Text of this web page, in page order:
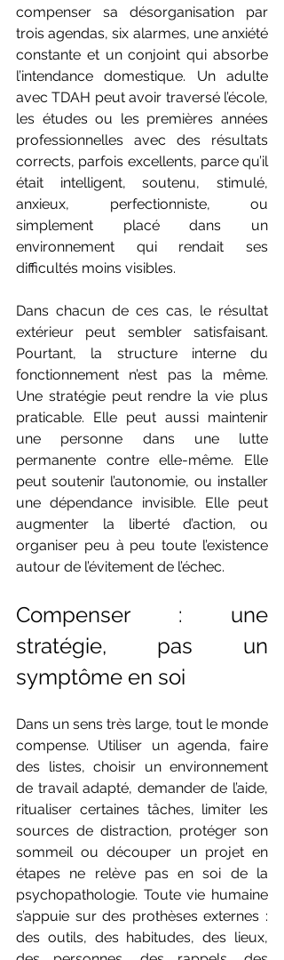
compenser sa désorganisation par
trois agendas, six alarmes, une anxiété
constante et un conjoint qui absorbe
l’intendance domestique. Un adulte
avec TDAH peut avoir traversé l’école,
les études ou les premières années
professionnelles avec des résultats
corrects, parfois excellents, parce qu’il
était intelligent, soutenu, stimulé,
anxieux, perfectionniste, ou
simplement placé dans un
environnement qui rendait ses
difficultés moins visibles.
Dans chacun de ces cas, le résultat
extérieur peut sembler satisfaisant.
Pourtant, la structure interne du
fonctionnement n’est pas la même.
Une stratégie peut rendre la vie plus
praticable. Elle peut aussi maintenir
une personne dans une lutte
permanente contre elle-même. Elle
peut soutenir l’autonomie, ou installer
une dépendance invisible. Elle peut
augmenter la liberté d’action, ou
organiser peu à peu toute l’existence
autour de l’évitement de l’échec.
Compenser : une
stratégie, pas un
symptôme en soi
Dans un sens très large, tout le monde
compense. Utiliser un agenda, faire
des listes, choisir un environnement
de travail adapté, demander de l’aide,
ritualiser certaines tâches, limiter les
sources de distraction, protéger son
sommeil ou découper un projet en
étapes ne relève pas en soi de la
psychopathologie. Toute vie humaine
s’appuie sur des prothèses externes :
des outils, des habitudes, des lieux,